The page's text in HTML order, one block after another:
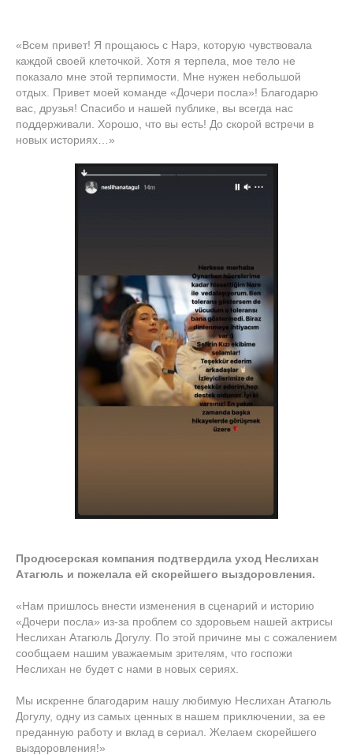
«Всем привет! Я прощаюсь с Нарэ, которую чувствовала
каждой своей клеточкой. Хотя я терпела, мое тело не
показало мне этой терпимости. Мне нужен небольшой
отдых. Привет моей команде «Дочери посла»! Благодарю
вас, друзья! Спасибо и нашей публике, вы всегда нас
поддерживали. Хорошо, что вы есть! До скорой встречи в
новых историях…»
Продюсерская компания подтвердила уход Неслихан
Атагюль и пожелала ей скорейшего выздоровления.
«Нам пришлось внести изменения в сценарий и историю
«Дочери посла» из-за проблем со здоровьем нашей актрисы
Неслихан Атагюль Догулу. По этой причине мы с сожалением
сообщаем нашим уважаемым зрителям, что госпожи
Неслихан не будет с нами в новых сериях.
Мы искренне благодарим нашу любимую Неслихан Атагюль
Догулу, одну из самых ценных в нашем приключении, за ее
преданную работу и вклад в сериал. Желаем скорейшего
выздоровления!»